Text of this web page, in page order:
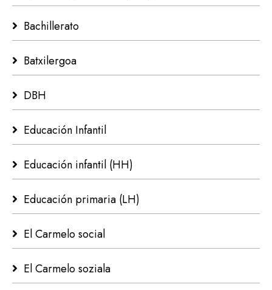
Bachillerato
Batxilergoa
DBH
Educación Infantil
Educación infantil (HH)
Educación primaria (LH)
El Carmelo social
El Carmelo soziala